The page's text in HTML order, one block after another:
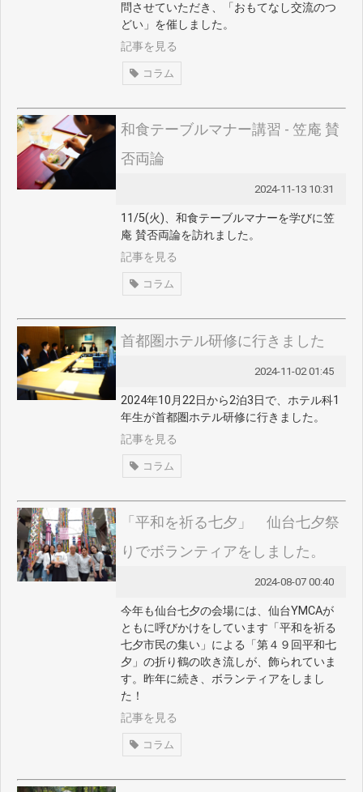
問させていただき、「おもてなし交流のつ
どい」を催しました。
記事を見る
コラム
和食テーブルマナー講習 - 笠庵 賛
否両論
2024-11-13 10:31
11/5(火)、和食テーブルマナーを学びに笠
庵 賛否両論を訪れました。
記事を見る
コラム
首都圏ホテル研修に行きました
2024-11-02 01:45
2024年10月22日から2泊3日で、ホテル科1
年生が首都圏ホテル研修に行きました。
記事を見る
コラム
「平和を祈る七夕」 仙台七夕祭
りでボランティアをしました。
2024-08-07 00:40
今年も仙台七夕の会場には、仙台YMCAが
ともに呼びかけをしています「平和を祈る
七夕市民の集い」による「第４９回平和七
夕」の折り鶴の吹き流しが、飾られていま
す。昨年に続き、ボランティアをしまし
た！
記事を見る
コラム